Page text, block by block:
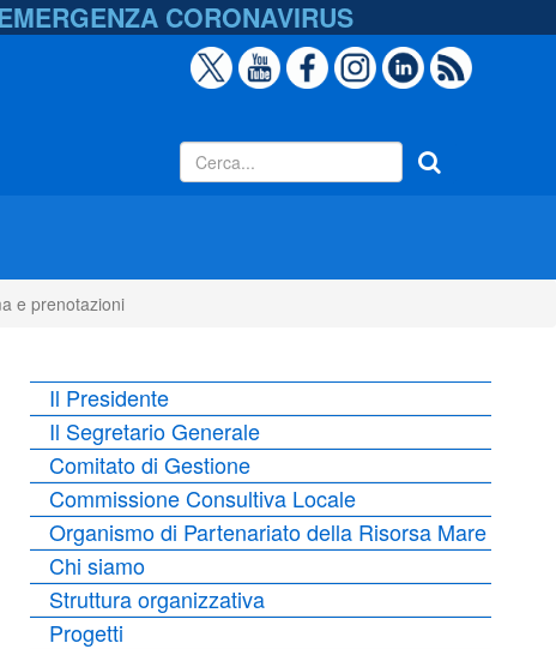
CORONAVIRUS
e prenotazioni
Il Presidente
Il Segretario Generale
Comitato di Gestione
Commissione Consultiva Locale
Organismo di Partenariato della Risorsa Mare
Chi siamo
Struttura organizzativa
Progetti